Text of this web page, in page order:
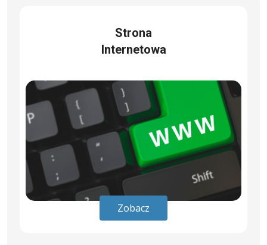
Strona
Internetowa
Zobacz